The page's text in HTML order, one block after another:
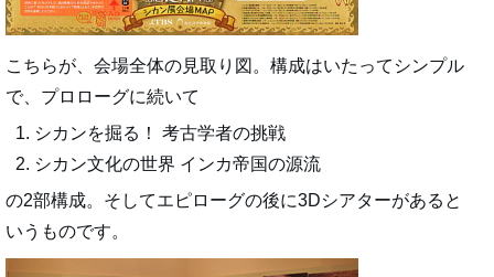
こちらが、会場全体の見取り図。構成はいたってシンプル
で、プロローグに続いて
シカンを掘る！ 考古学者の挑戦
シカン文化の世界 インカ帝国の源流
の2部構成。そしてエピローグの後に3Dシアターがあると
いうものです。